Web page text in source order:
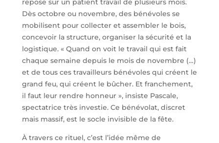
repose sur un patient travail de plusieurs mois.
Dès octobre ou novembre, des bénévoles se
mobilisent pour collecter et assembler le bois,
concevoir la structure, organiser la sécurité et la
logistique. « Quand on voit le travail qui est fait
chaque semaine depuis le mois de novembre (…)
et de tous ces travailleurs bénévoles qui créent le
grand feu, qui créent le bûcher. Et franchement,
il faut leur rendre honneur », insiste Pascale,
spectatrice très investie. Ce bénévolat, discret
mais massif, est le socle invisible de la fête.
À travers ce rituel, c’est l’idée même de